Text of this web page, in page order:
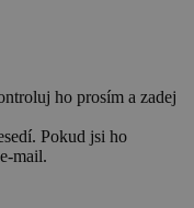
ho prosím a zadej
Pokud jsi ho
mail.